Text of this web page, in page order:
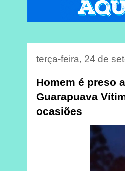
terça-feira, 24 de
Homem é preso
Guarapuava
ocasiões